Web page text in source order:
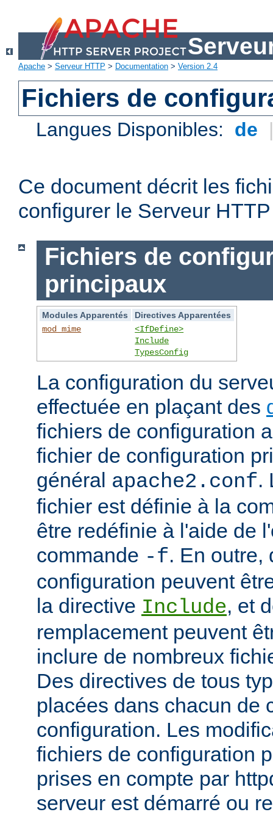
Apache > Serveur HTTP > Documentation > Version 2.4
Fichiers de
Langues Disponibles: de
Ce document décrit les
configurer le Serveur
Fichiers de
principaux
Modules Apparentés
Directives Apparentées
mod_mime
<IfDefine>
Include
TypesConfig
La configuration du
effectuée en plaçant des
fichiers de configuration
fichier de configuration
général apache2.conf.
fichier est définie à la
être redéfinie à l'aide de
commande -f. En outre,
configuration peuvent
la directive Include, et
remplacement peuvent
inclure de nombreux
Des directives de tous
placées dans chacun de
configuration. Les
fichiers de configuration
prises en compte par
serveur est démarré ou